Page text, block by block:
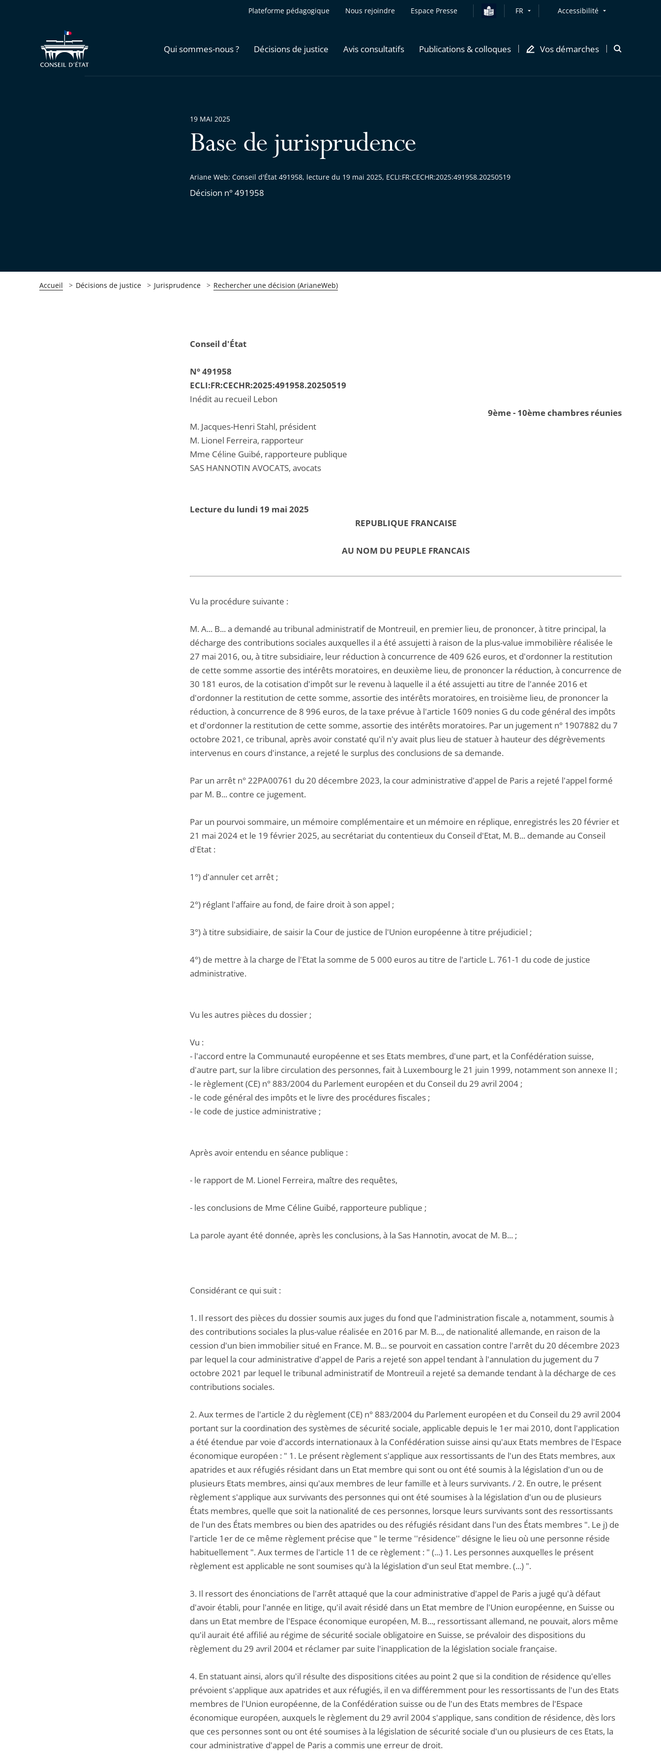
Plateforme pédagogique Nous rejoindre Espace Presse FR Accessibilité
Qui sommes-nous ? Décisions de justice Avis consultatifs Publications & colloques Vos démarches
Ouvrir
Base de jurisprudence
Ariane Web: Conseil d'État 491958, lecture du 19 mai 2025, ECLI:FR:CECHR:2025:491958.20250519
Décision n° 491958
19 MAI 2025
Accueil Décisions de justice Jurisprudence Rechercher une décision (ArianeWeb)
Conseil d'État
N° 491958
ECLI:FR:CECHR:2025:491958.20250519
Inédit au recueil Lebon
9ème - 10ème chambres réunies
M. Jacques-Henri Stahl, président
M. Lionel Ferreira, rapporteur
Mme Céline Guibé, rapporteure publique
SAS HANNOTIN AVOCATS, avocats
Lecture du lundi 19 mai 2025
REPUBLIQUE FRANCAISE
AU NOM DU PEUPLE FRANCAIS
Vu la procédure suivante :
M. A... B... a demandé au tribunal administratif de Montreuil, en premier lieu, de prononcer, à titre principal, la
décharge des contributions sociales auxquelles il a été assujetti à raison de la plus-value immobilière réalisée le
27 mai 2016, ou, à titre subsidiaire, leur réduction à concurrence de 409 626 euros, et d'ordonner la restitution
de cette somme assortie des intérêts moratoires, en deuxième lieu, de prononcer la réduction, à concurrence de
30 181 euros, de la cotisation d'impôt sur le revenu à laquelle il a été assujetti au titre de l'année 2016 et
d'ordonner la restitution de cette somme, assortie des intérêts moratoires, en troisième lieu, de prononcer la
réduction, à concurrence de 8 996 euros, de la taxe prévue à l'article 1609 nonies G du code général des impôts
et d'ordonner la restitution de cette somme, assortie des intérêts moratoires. Par un jugement n° 1907882 du 7
octobre 2021, ce tribunal, après avoir constaté qu'il n'y avait plus lieu de statuer à hauteur des dégrèvements
intervenus en cours d'instance, a rejeté le surplus des conclusions de sa demande.
Par un arrêt n° 22PA00761 du 20 décembre 2023, la cour administrative d'appel de Paris a rejeté l'appel formé
par M. B... contre ce jugement.
Par un pourvoi sommaire, un mémoire complémentaire et un mémoire en réplique, enregistrés les 20 février et
21 mai 2024 et le 19 février 2025, au secrétariat du contentieux du Conseil d'Etat, M. B... demande au Conseil
d'Etat :
1°) d'annuler cet arrêt ;
2°) réglant l'affaire au fond, de faire droit à son appel ;
3°) à titre subsidiaire, de saisir la Cour de justice de l'Union européenne à titre préjudiciel ;
4°) de mettre à la charge de l'Etat la somme de 5 000 euros au titre de l'article L. 761-1 du code de justice
administrative.
Vu les autres pièces du dossier ;
Vu :
- l'accord entre la Communauté européenne et ses Etats membres, d'une part, et la Confédération suisse,
d'autre part, sur la libre circulation des personnes, fait à Luxembourg le 21 juin 1999, notamment son annexe II ;
- le règlement (CE) n° 883/2004 du Parlement européen et du Conseil du 29 avril 2004 ;
- le code général des impôts et le livre des procédures fiscales ;
- le code de justice administrative ;
Après avoir entendu en séance publique :
- le rapport de M. Lionel Ferreira, maître des requêtes,
- les conclusions de Mme Céline Guibé, rapporteure publique ;
La parole ayant été donnée, après les conclusions, à la Sas Hannotin, avocat de M. B... ;
Considérant ce qui suit :
1. Il ressort des pièces du dossier soumis aux juges du fond que l'administration fiscale a, notamment, soumis à
des contributions sociales la plus-value réalisée en 2016 par M. B..., de nationalité allemande, en raison de la
cession d'un bien immobilier situé en France. M. B... se pourvoit en cassation contre l'arrêt du 20 décembre 2023
par lequel la cour administrative d'appel de Paris a rejeté son appel tendant à l'annulation du jugement du 7
octobre 2021 par lequel le tribunal administratif de Montreuil a rejeté sa demande tendant à la décharge de ces
contributions sociales.
2. Aux termes de l'article 2 du règlement (CE) n° 883/2004 du Parlement européen et du Conseil du 29 avril 2004
portant sur la coordination des systèmes de sécurité sociale, applicable depuis le 1er mai 2010, dont l'application
a été étendue par voie d'accords internationaux à la Confédération suisse ainsi qu'aux Etats membres de l'Espace
économique européen : " 1. Le présent règlement s'applique aux ressortissants de l'un des Etats membres, aux
apatrides et aux réfugiés résidant dans un Etat membre qui sont ou ont été soumis à la législation d'un ou de
plusieurs Etats membres, ainsi qu'aux membres de leur famille et à leurs survivants. / 2. En outre, le présent
règlement s'applique aux survivants des personnes qui ont été soumises à la législation d'un ou de plusieurs
États membres, quelle que soit la nationalité de ces personnes, lorsque leurs survivants sont des ressortissants
de l'un des États membres ou bien des apatrides ou des réfugiés résidant dans l'un des États membres ". Le j) de
l'article 1er de ce même règlement précise que " le terme ''résidence'' désigne le lieu où une personne réside
habituellement ". Aux termes de l'article 11 de ce règlement : " (...) 1. Les personnes auxquelles le présent
règlement est applicable ne sont soumises qu'à la législation d'un seul Etat membre. (...) ".
3. Il ressort des énonciations de l'arrêt attaqué que la cour administrative d'appel de Paris a jugé qu'à défaut
d'avoir établi, pour l'année en litige, qu'il avait résidé dans un Etat membre de l'Union européenne, en Suisse ou
dans un Etat membre de l'Espace économique européen, M. B..., ressortissant allemand, ne pouvait, alors même
qu'il aurait été affilié au régime de sécurité sociale obligatoire en Suisse, se prévaloir des dispositions du
règlement du 29 avril 2004 et réclamer par suite l'inapplication de la législation sociale française.
4. En statuant ainsi, alors qu'il résulte des dispositions citées au point 2 que si la condition de résidence qu'elles
prévoient s'applique aux apatrides et aux réfugiés, il en va différemment pour les ressortissants de l'un des Etats
membres de l'Union européenne, de la Confédération suisse ou de l'un des Etats membres de l'Espace
économique européen, auxquels le règlement du 29 avril 2004 s'applique, sans condition de résidence, dès lors
que ces personnes sont ou ont été soumises à la législation de sécurité sociale d'un ou plusieurs de ces Etats, la
cour administrative d'appel de Paris a commis une erreur de droit.